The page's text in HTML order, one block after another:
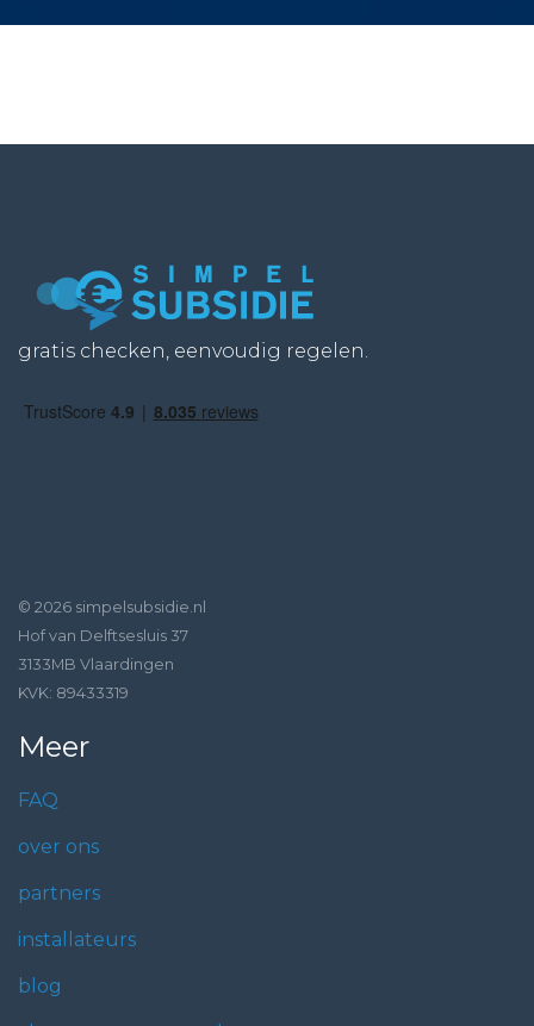
gratis checken, eenvoudig regelen.
© 2026 simpelsubsidie.nl
Hof van Delftsesluis 37
3133MB Vlaardingen
KVK: 89433319
Meer
FAQ
over ons
partners
installateurs
blog